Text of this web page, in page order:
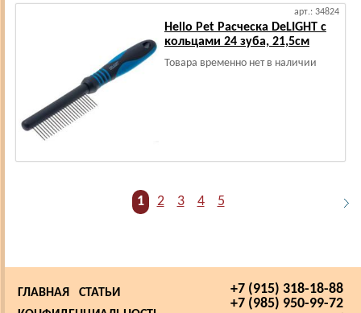
арт.: 34824
Hello Pet Расческа DeLIGHT с
кольцами 24 зуба, 21,5см
Товара временно нет в наличии
1 2 3 4 5
+7 (915) 318-18-88
+7 (985) 950-99-72
ГЛАВНАЯ
СТАТЬИ